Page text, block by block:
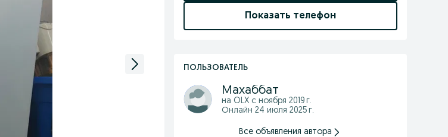
Показать телефон
ПОЛЬЗОВАТЕЛЬ
Махаббат
на OLX с ноября 2019 г.
Онлайн 24 июля 2025 г.
Все объявления автора